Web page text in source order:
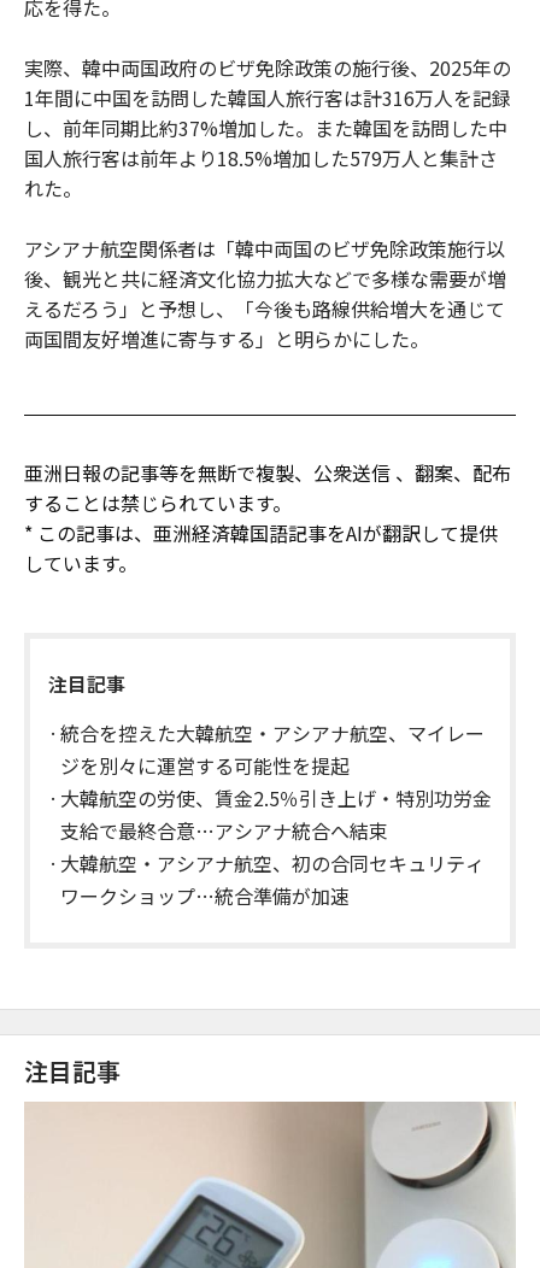
応を得た。
実際、韓中両国政府のビザ免除政策の施行後、2025年の
1年間に中国を訪問した韓国人旅行客は計316万人を記録
し、前年同期比約37%増加した。また韓国を訪問した中
国人旅行客は前年より18.5%増加した579万人と集計さ
れた。
アシアナ航空関係者は「韓中両国のビザ免除政策施行以
後、観光と共に経済文化協力拡大などで多様な需要が増
えるだろう」と予想し、「今後も路線供給増大を通じて
両国間友好増進に寄与する」と明らかにした。
亜洲日報の記事等を無断で複製、公衆送信 、翻案、配布
することは禁じられています。
* この記事は、亜洲経済韓国語記事をAIが翻訳して提供
しています。
注目記事
統合を控えた大韓航空・アシアナ航空、マイレー
ジを別々に運営する可能性を提起
大韓航空の労使、賃金2.5％引き上げ・特別功労金
支給で最終合意…アシアナ統合へ結束
大韓航空・アシアナ航空、初の合同セキュリティ
ワークショップ…統合準備が加速
注目記事